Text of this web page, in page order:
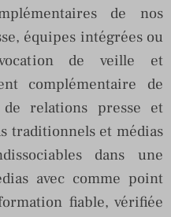
de nos
équipes intégrées ou
de veille et
complémentaire de
relations presse et
traditionnels et médias
dans une
avec comme point
fiable, vérifiée